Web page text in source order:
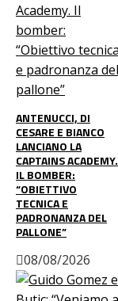
ANTENUCCI, DI
CESARE E BIANCO
LANCIANO LA
CAPTAINS ACADEMY.
IL BOMBER:
“OBIETTIVO
TECNICA E
PADRONANZA DEL
PALLONE”
08/08/2026